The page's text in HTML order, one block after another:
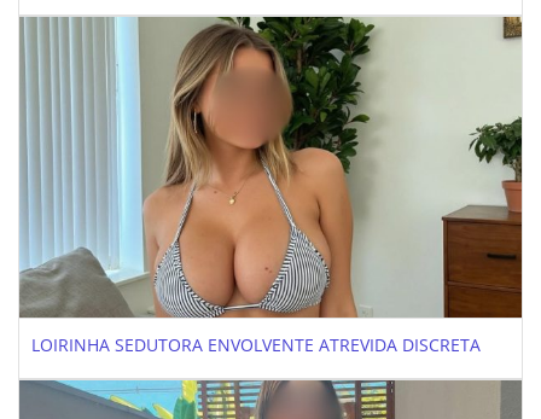
LOIRINHA SEDUTORA ENVOLVENTE ATREVIDA DISCRETA